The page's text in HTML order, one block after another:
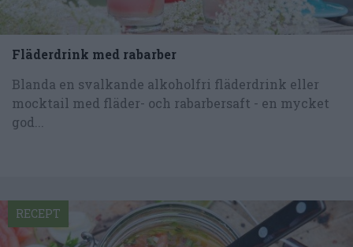
Fläderdrink med rabarber
Blanda en svalkande alkoholfri fläderdrink eller
mocktail med fläder- och rabarbersaft - en mycket
god...
RECEPT